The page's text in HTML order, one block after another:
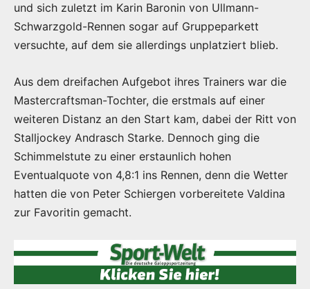
und sich zuletzt im Karin Baronin von Ullmann-
Schwarzgold-Rennen sogar auf Gruppeparkett
versuchte, auf dem sie allerdings unplatziert blieb.
Aus dem dreifachen Aufgebot ihres Trainers war die
Mastercraftsman-Tochter, die erstmals auf einer
weiteren Distanz an den Start kam, dabei der Ritt von
Stalljockey Andrasch Starke. Dennoch ging die
Schimmelstute zu einer erstaunlich hohen
Eventualquote von 4,8:1 ins Rennen, denn die Wetter
hatten die von Peter Schiergen vorbereitete Valdina
zur Favoritin gemacht.